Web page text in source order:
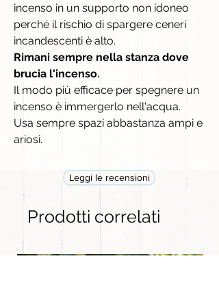
incenso in un supporto non idoneo
perché il rischio di spargere ceneri
incandescenti è alto.
Rimani sempre nella stanza dove
brucia l'incenso.
Il modo più efficace per spegnere un
incenso è immergerlo nell'acqua.
Usa sempre spazi abbastanza ampi e
ariosi.
Leggi le recensioni
Prodotti correlati